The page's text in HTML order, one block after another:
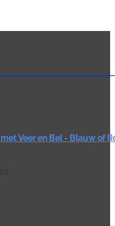
Veer en Bel - Blauw of